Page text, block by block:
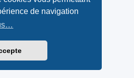
de navigation